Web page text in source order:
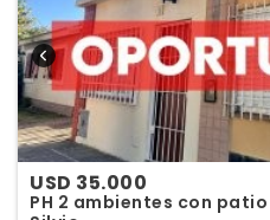
USD 35.000
PH 2 ambientes con